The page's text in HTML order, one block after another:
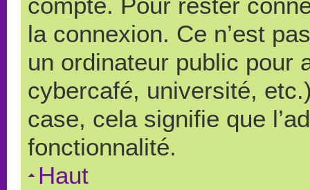
la connexion. Ce n’est
un ordinateur public pour
cybercafé, université,
case, cela signifie que
fonctionnalité.
Haut